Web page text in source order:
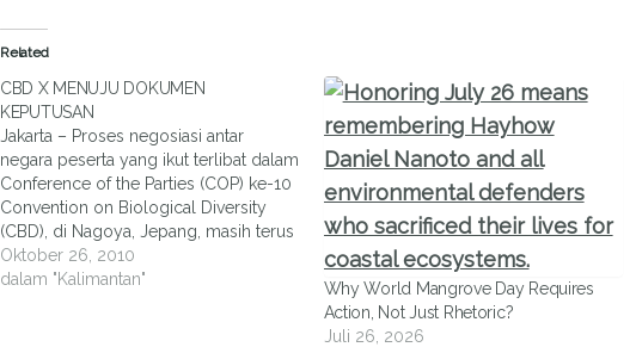
Related
CBD X MENUJU DOKUMEN
KEPUTUSAN
Jakarta – Proses negosiasi antar
negara peserta yang ikut terlibat dalam
Conference of the Parties (COP) ke-10
Convention on Biological Diversity
(CBD), di Nagoya, Jepang, masih terus
berlangsung. Kini, perundingan dalam
konvensi internasional mengenai
Oktober 26, 2010
dalam "Kalimantan"
Why World Mangrove Day Requires
Action, Not Just Rhetoric?
Juli 26, 2026